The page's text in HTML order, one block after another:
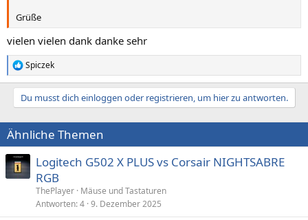
Grüße
vielen vielen dank danke sehr
R
e
a
i
o
n
e
n
:
Spiczek
Du musst dich einloggen oder registrieren, um hier zu antworten.
Ähnliche Themen
Logitech G502 X PLUS vs Corsair NIGHTSABRE
RGB
ThePlayer Mäuse und Tastaturen
Antworten 4 9. Dezember 2025